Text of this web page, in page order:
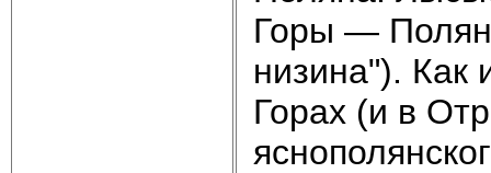
Горы —
низина"). Как
Горах (и в